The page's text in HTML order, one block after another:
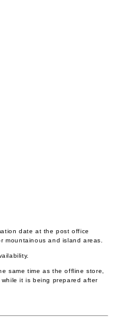
date at the post office
mountainous and island areas.
same time as the offline store,
it is being prepared after